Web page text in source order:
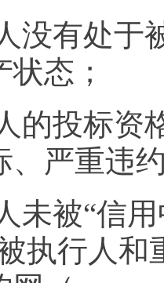
没有处于
态；
的投标资
、严重违
未被“信
执行人